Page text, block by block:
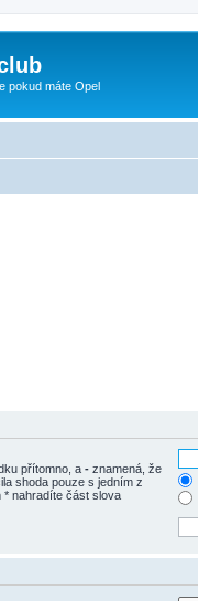
pokud máte Opel
přítomno, a - znamená, že
shoda pouze s jedním z
* nahradíte část slova